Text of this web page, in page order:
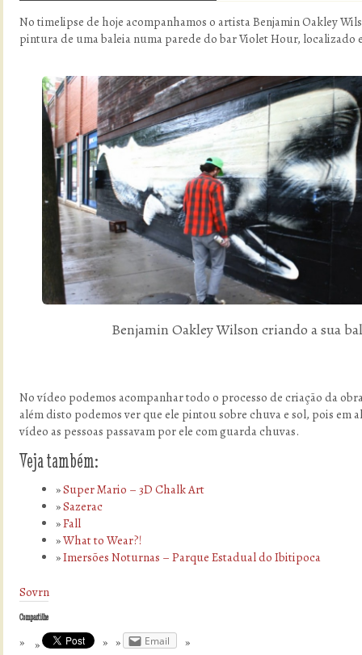
No timelipse de hoje acompanhamos o artista Benjamin Oakley
pintura de uma baleia numa parede do bar Violet Hour, localizado
Benjamin Oakley Wilson criando a sua
No vídeo podemos acompanhar todo o processo de criação da
além disto podemos ver que ele pintou sobre chuva e sol, pois em
vídeo as pessoas passavam por ele com guarda chuvas.
Veja também:
Super Mario – 3D Chalk Art
Sazerac
Fall
What to Wear?!
Imersões Noturnas – Parque Estadual do Ibitipoca
Sovrn
Compartilhe
Email